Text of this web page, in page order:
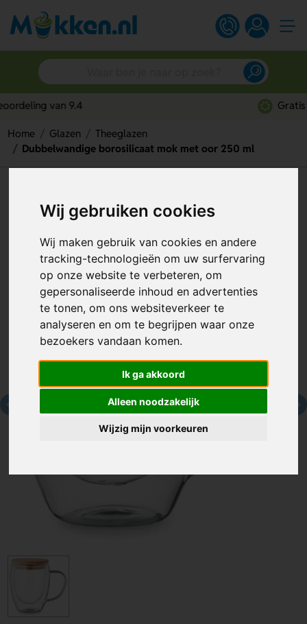
Wij gebruiken cookies
Wij maken gebruik van cookies en andere
tracking-technologieën om uw surfervaring
op onze website te verbeteren, om
gepersonaliseerde inhoud en advertenties
te tonen, om ons websiteverkeer te
analyseren en om te begrijpen waar onze
bezoekers vandaan komen.
Ik ga akkoord
Alleen noodzakelijk
Wijzig mijn voorkeuren
Home Glazen
Theeglazen
Dubbelwandige borosilicaat mok met oor 250 ml
mok met oor 250 ml
Artikelnummer: 114580